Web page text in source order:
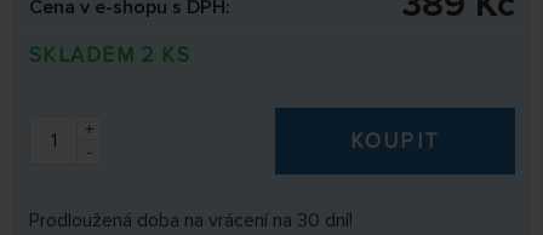
Cena v e-shopu s DPH:
SKLADEM 2 KS
+
-
KOUPIT
Prodloužená doba na vrácení na 30 dní!